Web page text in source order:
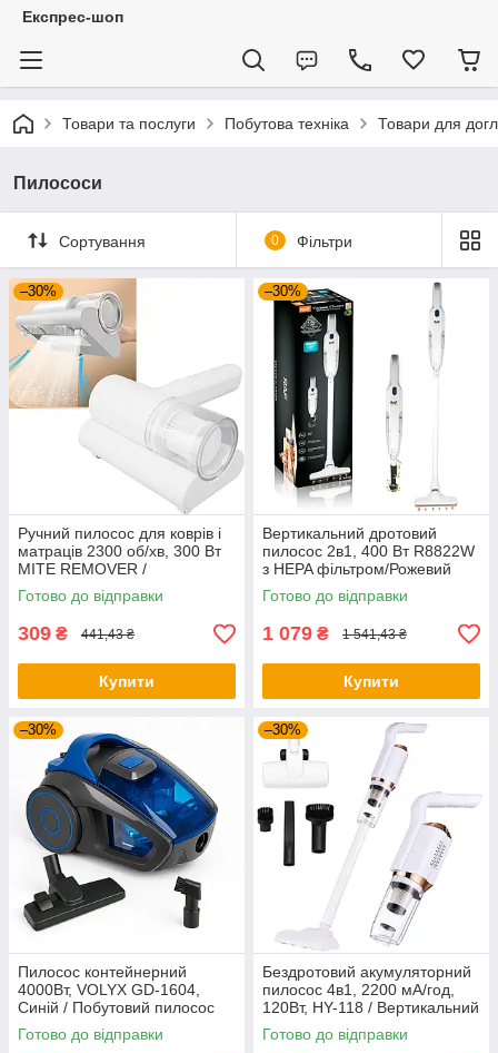
Експрес-шоп
Товари та послуги Побутова техніка Товари для
Пилососи
Сортування 0 Фільтри
–30%
Ручний пилосос для коврів і
матраців 2300 об/хв, 300 Вт
MITE REMOVER /
Бездротовий пилосос / Міні-
пилосос
Готово до відправки
309 ₴ 441,43 ₴
Купити
–30%
Вертикальний дротовий
пилосос 2в1, 400 Вт R8822W
з HEPA фільтром/Рожевий
пилосос/ Автомобільний
пилосос/пилосос із
Готово до відправки
1 079 ₴ 1 541,43 ₴
Купити
–30%
Пилосос контейнерний
4000Вт, VOLYX GD-1604,
Синій / Побутовий пилосос
без мішка / Потужний
пилосос
Готово до відправки
–30%
Бездротовий акумуляторний
пилосос 4в1, 2200 мА/год,
120Вт, HY-118 / Вертикальний
пилосос для дому та авто
Готово до відправки